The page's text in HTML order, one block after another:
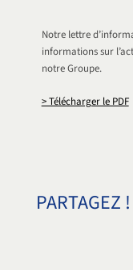
Notre lettre
informations sur
notre Groupe.
> Télécharger le PDF
PARTAGEZ !